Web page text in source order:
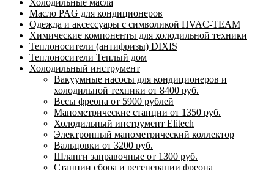
Холодильные масла
Масло PAG для кондиционеров
Одежда и аксессуары с символикой HVAC-TEAM
Химические компоненты для холодильной техники
Теплоносители (антифризы) DIXIS
Теплоносители Теплый дом
Холодильный инструмент
Вакуумные насосы для кондиционеров и
холодильной техники от 8400 руб.
Весы фреона от 5900 рублей
Манометрические станции от 1350 руб.
Холодильный инструмент Elitech
Электронный манометрический коллектор
Вальцовки от 3200 руб.
Шланги заправочные от 1300 руб.
Станции сбора и регенерации фреона